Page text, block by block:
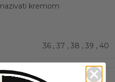
kremom
36 , 37 , 38 , 39 , 40